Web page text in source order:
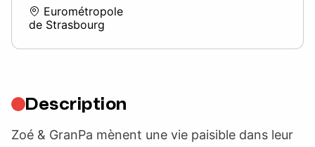
Eurométropole
de Strasbourg
Description
Zoé & GranPa mènent une vie paisible dans leur